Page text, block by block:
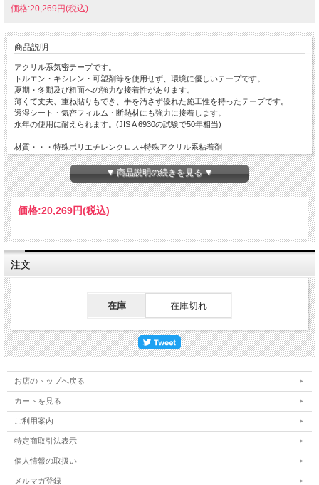
価格:20,269円(税込)
商品説明
アクリル系気密テープです。
トルエン・キシレン・可塑剤等を使用せず、環境に優しいテープです。
夏期・冬期及び粗面への強力な接着性があります。
薄くて丈夫、重ね貼りもでき、手を汚さず優れた施工性を持ったテープです。
透湿シート・気密フィルム・断熱材にも強力に接着します。
永年の使用に耐えられます。(JIS A 6930の試験で50年相当)
材質・・・特殊ポリエチレンクロス+特殊アクリル系粘着剤
▼ 商品説明の続きを見る ▼
価格:20,269円(税込)
注文
在庫 在庫切れ
お店のトップへ戻る
カートを見る
ご利用案内
特定商取引法表示
個人情報の取扱い
メルマガ登録